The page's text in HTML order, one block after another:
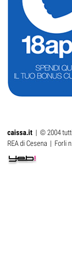
caissa.it | © 2004
REA di Cesena | Forli